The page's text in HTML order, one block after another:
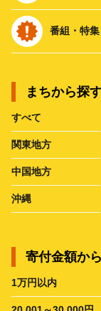
番組・特
まちから探
すべて
関東地方
中国地方
沖縄
寄付金額か
1万円以内